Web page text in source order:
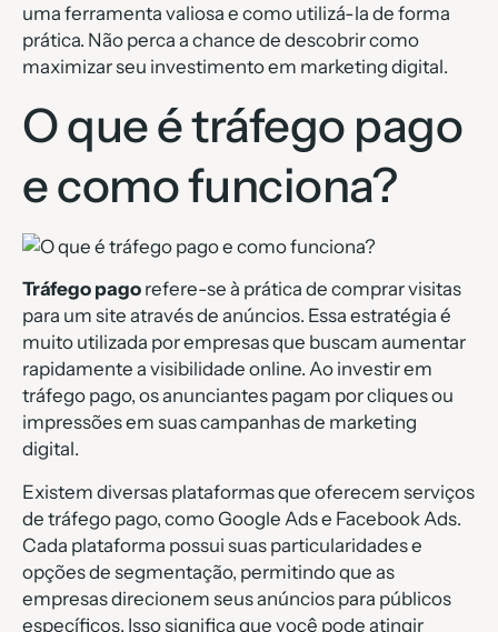
uma ferramenta valiosa e como utilizá-la de forma
prática. Não perca a chance de descobrir como
maximizar seu investimento em marketing digital.
O que é tráfego pago
e como funciona?
Tráfego pago refere-se à prática de comprar visitas
para um site através de anúncios. Essa estratégia é
muito utilizada por empresas que buscam aumentar
rapidamente a visibilidade online. Ao investir em
tráfego pago, os anunciantes pagam por cliques ou
impressões em suas campanhas de marketing
digital.
Existem diversas plataformas que oferecem serviços
de tráfego pago, como Google Ads e Facebook Ads.
Cada plataforma possui suas particularidades e
opções de segmentação, permitindo que as
empresas direcionem seus anúncios para públicos
específicos. Isso significa que você pode atingir